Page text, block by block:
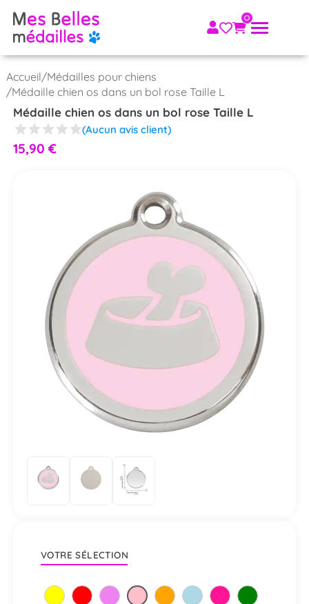
Accueil/Médailles pour chiens
/Médaille chien os dans un bol rose Taille L
Médaille chien os dans un bol rose Taille L
(Aucun avis client)
15,90 €
VOTRE SÉLECTION